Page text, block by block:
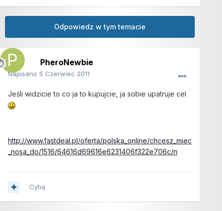
Odpowiedz w tym temacie
PheroNewbie
Napisano 5 Czerwiec 2011
Jeśli widzicie to co ja to kupujcie, ja sobie upatruje cel
http://www.fastdeal.pl/oferta/polska_online/chcesz_miec
_nosa_do/1516/64616d69616e6231406f322e706c/n
Cytuj